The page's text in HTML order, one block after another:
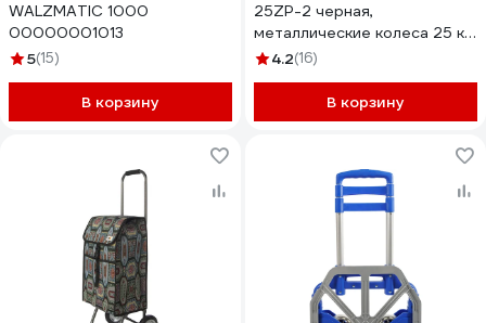
WALZMATIC 1000
00000001013
5(15)
В корзину
25ZP-2 черная,
металлические колеса 25 кг
093530
4.2(16)
В корзину